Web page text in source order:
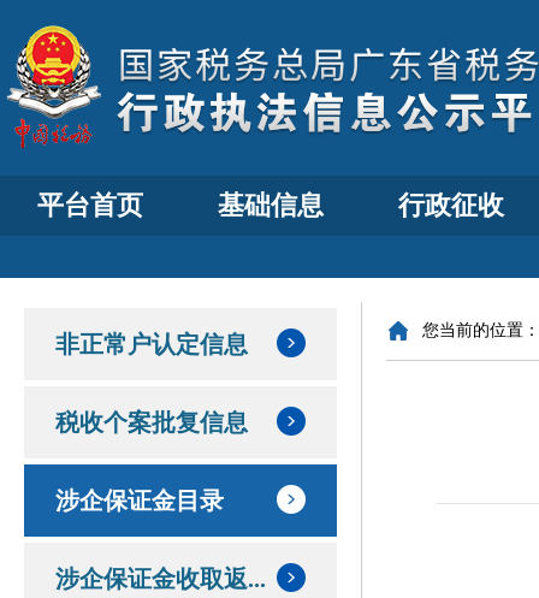
平台首页 基础信息 行政征收
非正常户认定信息
税收个案批复信息
涉企保证金目录
涉企保证金收取返...
您当前的位置